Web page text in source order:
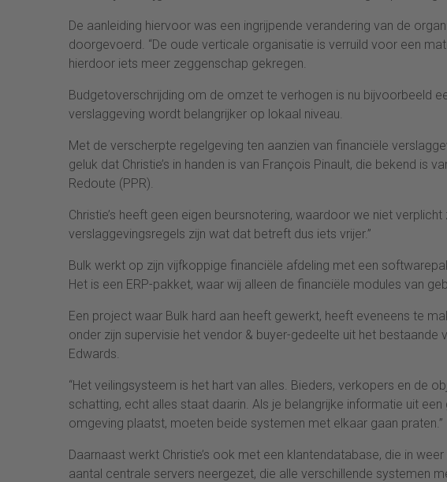
De aanleiding hiervoor was een ingrijpende verandering van de
doorgevoerd. “De oude verticale organisatie is verruild voor een
hierdoor iets meer zeggenschap gekregen.
Budgetoverschrijding om de omzet te verhogen is nu bijvoorbeeld
verslaggeving wordt belangrijker op lokaal niveau.
Met de verscherpte regelgeving ten aanzien van financiële
geluk dat Christie’s in handen is van François Pinault, die bekend is
Redoute (PPR).
Christie’s heeft geen eigen beursnotering, waardoor we niet
verslaggevingsregels zijn wat dat betreft dus iets vrijer.”
Bulk werkt op zijn vijfkoppige financiële afdeling met een
Het is een ERP-pakket, waar wij alleen de financiële modules van
Een project waar Bulk hard aan heeft gewerkt, heeft eveneens te
onder zijn supervisie het vendor & buyer-gedeelte uit het
Edwards.
“Het veilingsysteem is het hart van alles. Bieders, verkopers en de
schatting, echt alles staat daarin. Als je belangrijke informatie uit
omgeving plaatst, moeten beide systemen met elkaar gaan praten.”
Daarnaast werkt Christie’s ook met een klantendatabase, die in
aantal centrale servers neergezet, die alle verschillende systemen